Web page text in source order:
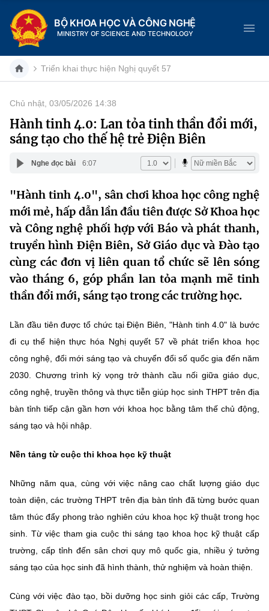
BỘ KHOA HỌC VÀ CÔNG NGHỆ
MINISTRY OF SCIENCE AND TECHNOLOGY
Danh mục
Trang chủ
Giới thiệu
Chức năng nhiệm vụ
Cơ cấu tổ chức
Lịch sử phát triển
Sở Khoa học và Công nghệ
Tin tức sự kiện
Khoa học và Công nghệ
Đổi mới sáng tạo
Chuyển đổi số
Sở hữu trí tuệ
Tiêu chuẩn, đo lường, chất lượng
Năng lượng nguyên tử
Tin tổng hợp
Dịch vụ công
Hệ thống văn bản
Văn bản QPPL
Lấy ý kiến người dân về dự thảo VBQPPL
MST IOFFICE
Khoa học và Công nghệ
Chuyển đổi số
Bưu chính, Viễn thông
Sở hữu trí tuệ
Tiêu chuẩn, đo lường, chất lượng
Năng lượng nguyên tử
Multimedia
THƯ ĐIỆN TỬ
Khác
Videos
Voice
Nhiệm vụ trọng tâm
Vietnamese English
Triển khai thực hiện Nghị quyết 57
Chủ nhật, 03/05/2026 14:38
Hành tinh 4.0: Lan tỏa tinh thần đổi mới,
sáng tạo cho thế hệ trẻ Điện Biên
Nghe đọc bài 6:07
"Hành tinh 4.0", sân chơi khoa học công nghệ
mới mẻ, hấp dẫn lần đầu tiên được Sở Khoa học
và Công nghệ phối hợp với Báo và phát thanh,
truyền hình Điện Biên, Sở Giáo dục và Đào tạo
cùng các đơn vị liên quan tổ chức sẽ lên sóng
vào tháng 6, góp phần lan tỏa mạnh mẽ tinh
thần đổi mới, sáng tạo trong các trường học.
Lần đầu tiên được tổ chức tại Điện Biên, "Hành tinh 4.0" là bước
đi cụ thể hiện thực hóa Nghị quyết 57 về phát triển khoa học
công nghệ, đổi mới sáng tạo và chuyển đổi số quốc gia đến năm
2030. Chương trình kỳ vọng trở thành cầu nối giữa giáo dục,
công nghệ, truyền thông và thực tiễn giúp học sinh THPT trên địa
bàn tỉnh tiếp cận gần hơn với khoa học bằng tâm thế chủ động,
sáng tạo và hội nhập.
Nền tảng từ cuộc thi khoa học kỹ thuật
Những năm qua, cùng với việc nâng cao chất lượng giáo dục
toàn diện, các trường THPT trên địa bàn tỉnh đã từng bước quan
tâm thúc đẩy phong trào nghiên cứu khoa học kỹ thuật trong học
sinh. Từ việc tham gia cuộc thi sáng tạo khoa học kỹ thuật cấp
trường, cấp tỉnh đến sân chơi quy mô quốc gia, nhiều ý tưởng
sáng tạo của học sinh đã hình thành, thử nghiệm và hoàn thiện.
Cùng với việc đào tạo, bồi dưỡng học sinh giỏi các cấp, Trường